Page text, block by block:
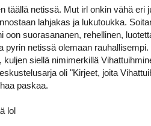
täällä netissä. Mut irl onkin vähä eri
lahjakas ja lukutoukka.
oon suorasananen, rehellinen,
pyrin netissä olemaan rauhallisempi.
kuljen siellä nimimerkillä
oli "Kirjeet, joita
paskaa.
lol